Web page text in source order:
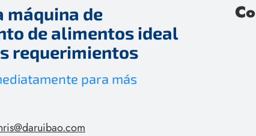
máquina de
de alimentos ideal
requerimientos
para más